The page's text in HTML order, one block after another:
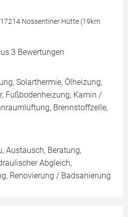
Nossentiner Hütte (19km
3 Bewertungen
Solarthermie, Ölheizung,
Fußbodenheizung, Kamin /
Brennstoffzelle,
Austausch, Beratung,
Abgleich,
Renovierung / Badsanierung